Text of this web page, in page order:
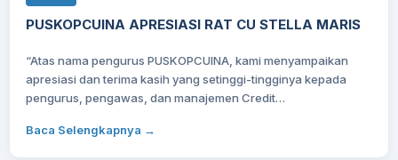
PUSKOPCUINA APRESIASI RAT CU STELLA MARIS
“Atas nama pengurus PUSKOPCUINA, kami menyampaikan
apresiasi dan terima kasih yang setinggi-tingginya kepada
pengurus, pengawas, dan manajemen Credit…
Baca Selengkapnya →